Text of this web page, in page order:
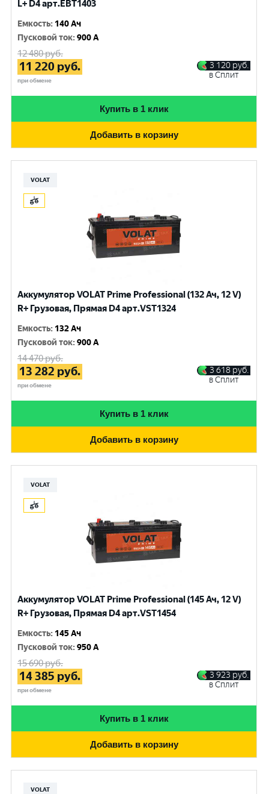
L+ D4 арт.EBT1403
Емкость: 140 Ач
Пусковой ток:900 A
12 480руб.
11 220 руб.
при обмене
3 120 руб.
в Сплит
Купить в 1 клик
Добавить в корзину
VOLAT
Аккумулятор VOLAT Prime Professional (132 Ач, 12 V)
R+ Грузовая, Прямая D4 арт.VST1324
Емкость: 132 Ач
Пусковой ток:900 A
14 470руб.
13 282 руб.
при обмене
3 618 руб.
в Сплит
Купить в 1 клик
Добавить в корзину
VOLAT
Аккумулятор VOLAT Prime Professional (145 Ач, 12 V)
R+ Грузовая, Прямая D4 арт.VST1454
Емкость: 145 Ач
Пусковой ток:950 A
15 690руб.
14 385 руб.
при обмене
3 923 руб.
в Сплит
Купить в 1 клик
Добавить в корзину
VOLAT